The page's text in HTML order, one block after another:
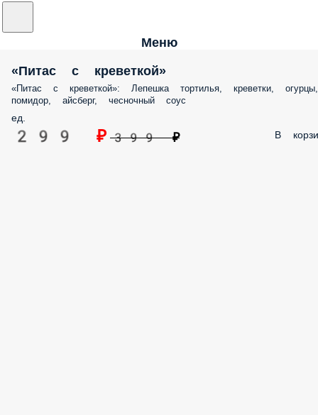
Меню
«Питас с креветкой»
«Питас с креветкой»: Лепешка тортилья, креветки, огурцы,
помидор, айсберг, чесночный соус
ед.
299 ₽ 399 ₽ В